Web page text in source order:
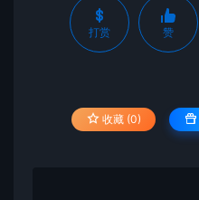
打赏 赞
收藏 (0)